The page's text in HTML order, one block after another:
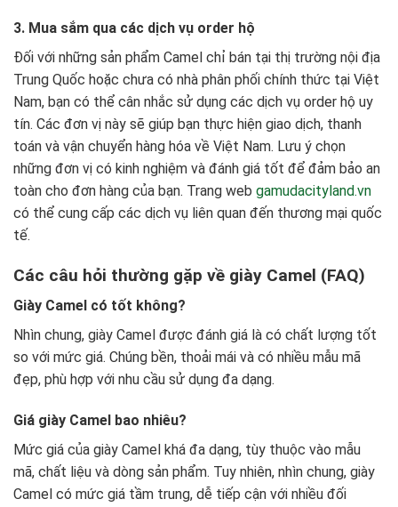
3. Mua sắm qua các dịch vụ order hộ
Đối với những sản phẩm Camel chỉ bán tại thị trường nội địa
Trung Quốc hoặc chưa có nhà phân phối chính thức tại Việt
Nam, bạn có thể cân nhắc sử dụng các dịch vụ order hộ uy
tín. Các đơn vị này sẽ giúp bạn thực hiện giao dịch, thanh
toán và vận chuyển hàng hóa về Việt Nam. Lưu ý chọn
những đơn vị có kinh nghiệm và đánh giá tốt để đảm bảo an
toàn cho đơn hàng của bạn. Trang web gamudacityland.vn
có thể cung cấp các dịch vụ liên quan đến thương mại quốc
tế.
Các câu hỏi thường gặp về giày Camel (FAQ)
Giày Camel có tốt không?
Nhìn chung, giày Camel được đánh giá là có chất lượng tốt
so với mức giá. Chúng bền, thoải mái và có nhiều mẫu mã
đẹp, phù hợp với nhu cầu sử dụng đa dạng.
Giá giày Camel bao nhiêu?
Mức giá của giày Camel khá đa dạng, tùy thuộc vào mẫu
mã, chất liệu và dòng sản phẩm. Tuy nhiên, nhìn chung, giày
Camel có mức giá tầm trung, dễ tiếp cận với nhiều đối